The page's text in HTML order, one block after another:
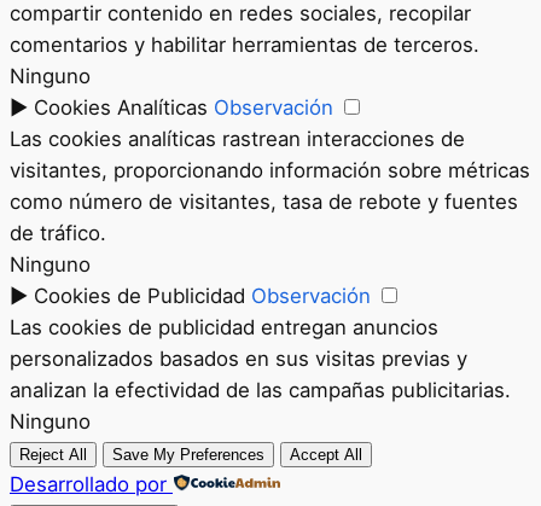
compartir contenido en redes sociales, recopilar
comentarios y habilitar herramientas de terceros.
Ninguno
► Cookies Analíticas Observación
Las cookies analíticas rastrean interacciones de
visitantes, proporcionando información sobre métricas
como número de visitantes, tasa de rebote y fuentes
de tráfico.
Ninguno
► Cookies de Publicidad Observación
Las cookies de publicidad entregan anuncios
personalizados basados en sus visitas previas y
analizan la efectividad de las campañas publicitarias.
Ninguno
Reject All Save My Preferences Accept All
Desarrollado por